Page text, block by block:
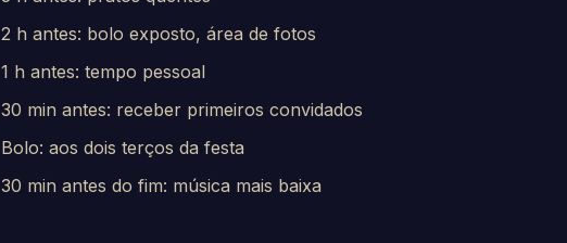
2 h antes: bolo exposto, área de fotos
1 h antes: tempo pessoal
30 min antes: receber primeiros convidados
Bolo: aos dois terços da festa
30 min antes do fim: música mais baixa